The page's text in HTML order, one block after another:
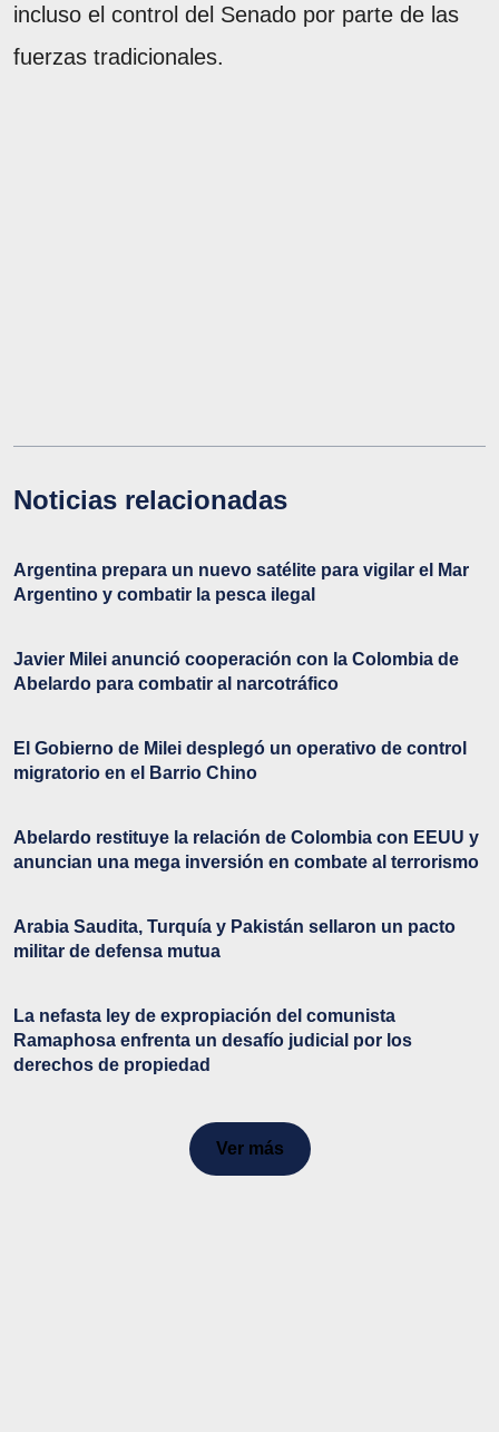
incluso el control del Senado por parte de las
fuerzas tradicionales.
Noticias relacionadas
Argentina prepara un nuevo satélite para vigilar el Mar
Argentino y combatir la pesca ilegal
Javier Milei anunció cooperación con la Colombia de
Abelardo para combatir al narcotráfico
El Gobierno de Milei desplegó un operativo de control
migratorio en el Barrio Chino
Abelardo restituye la relación de Colombia con EEUU y
anuncian una mega inversión en combate al terrorismo
Arabia Saudita, Turquía y Pakistán sellaron un pacto
militar de defensa mutua
La nefasta ley de expropiación del comunista
Ramaphosa enfrenta un desafío judicial por los
derechos de propiedad
Ver más